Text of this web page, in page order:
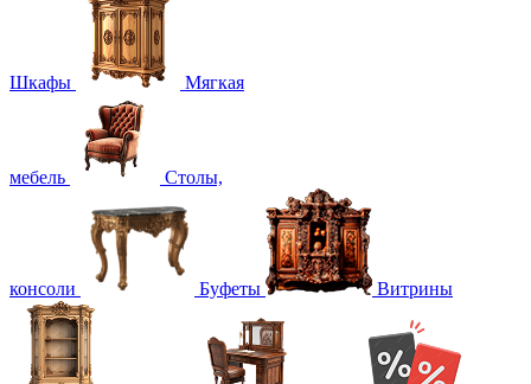
Шкафы Мягкая
мебель Столы,
консоли Буфеты Витрины